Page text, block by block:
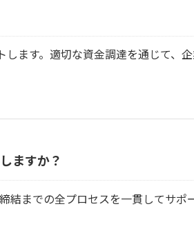
ます。適切な資金調達を通じて、
ますか？
までの全プロセスを一貫してサポ